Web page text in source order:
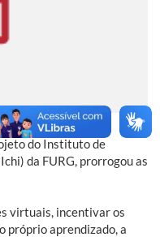
do Instituto de
da FURG, prorrogou as
virtuais, incentivar os
próprio aprendizado, a